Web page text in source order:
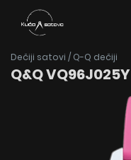
Dečiji satovi / Q-Q dečiji
Q&Q VQ96J025Y